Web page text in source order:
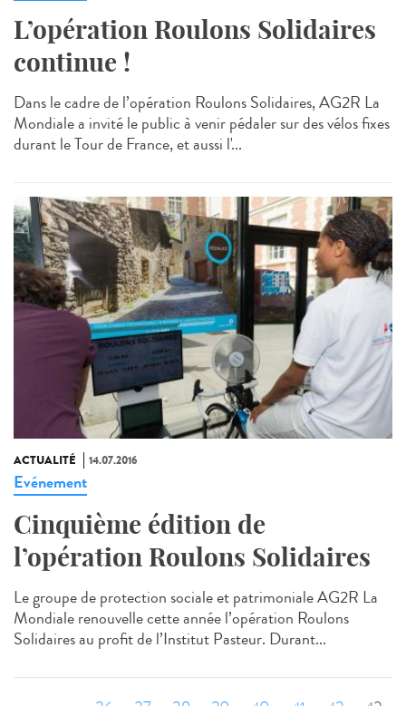
L’opération Roulons Solidaires
continue !
Dans le cadre de l’opération Roulons Solidaires, AG2R La
Mondiale a invité le public à venir pédaler sur des vélos fixes
durant le Tour de France, et aussi l'...
ACTUALITÉ 14.07.2016
Evénement
Cinquième édition de
l’opération Roulons Solidaires
Le groupe de protection sociale et patrimoniale AG2R La
Mondiale renouvelle cette année l’opération Roulons
Solidaires au profit de l’Institut Pasteur. Durant...